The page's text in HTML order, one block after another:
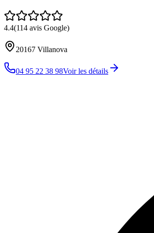
4.4(114 avis Google)
20167 Villanova
04 95 22 38 98Voir les détails